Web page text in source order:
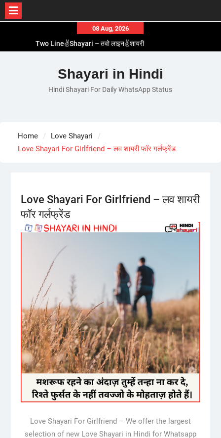
content
08 Aug, 2026
Two Line✌️Shayari – तवो लाइन✌️शायरी
Romantic Love😽Status – रोमांटिक लव😽स्टेटस
Love🥳Poetry In Hindi – लव🥳पोएट्री इन हिंदी
1 Line☝️Shayari In Hindi – १ लाइन☝️शायरी इन हिंदी
Shayari in Hindi
Hindi Shayari For Daily WhatsApp Status
Home
Love Shayari
Love Shayari For Girlfriend – लव शायरी फॉर गर्लफ्रेंड
Love Shayari For Girlfriend – लव शायरी
फॉर गर्लफ्रेंड
Love Shayari For Girlfriend – We offer the largest
selection of new Love Shayari in Hindi for Whatsapp